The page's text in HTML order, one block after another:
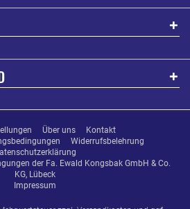
Über uns
Kontakt
Widerrufsbelehrung
der Fa. Ewald Kongsbak GmbH & Co.
KG, Lübeck
Impressum